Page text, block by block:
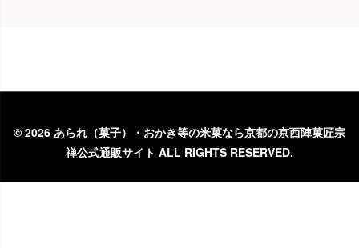
© 2026 あられ（菓子）・おかき等の米菓なら京都の京西陣菓匠宗
禅公式通販サイト ALL RIGHTS RESERVED.